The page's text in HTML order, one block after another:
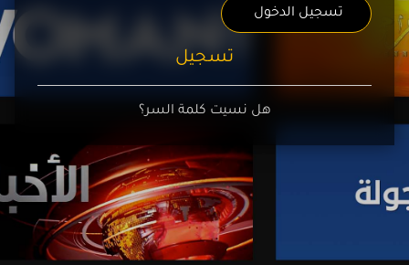
تسجيل الدخول
تسجيل
هل نسيت كلمة السر؟